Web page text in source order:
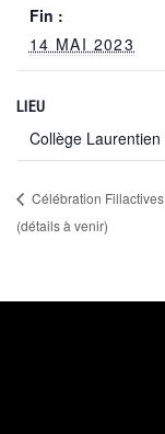
Fin :
14 MAI 2023
LIEU
Collège Laurentien
Célébration Fillactives
(détails à venir)